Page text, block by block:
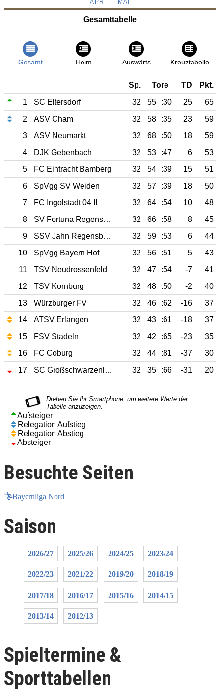
APR MAI
Gesamttabelle
Gesamt Heim Auswärts Kreuztabelle
Sp. Tore TD Pkt.
1. SC Eltersdorf 32 55 :30 25
65
2.
ASV Cham 32 58 :35 23
59
3.
ASV Neumarkt 32 68 :50 18
59
4.
DJK Gebenbach 32 53 :47 6
53
5.
FC Eintracht Bamberg 32 54 :39 15
51
6.
SpVgg SV Weiden 32 57 :39 18
50
7.
FC Ingolstadt 04 II 32 64 :54 10
48
8.
SV Fortuna Regensburg 32 66 :58 8
45
9.
SSV Jahn Regensburg II 32 59 :53 6
44
10.
SpVgg Bayern Hof 32 56 :51 5
43
11.
TSV Neudrossenfeld 32 47 :54 -7
41
12.
TSV Kornburg 32 48 :50 -2
40
13.
Würzburger FV 32 46 :62 -16
37
14.
ATSV Erlangen 32 43 :61 -18
37
15.
FSV Stadeln 32 42 :65 -23
35
16.
FC Coburg 32 44 :81 -37
30
17.
SC Großschwarzenlohe 32 35 :66 -31 20
Aufsteiger
Relegation Aufstieg
Relegation Abstieg
Absteiger
Besuchte Seiten
Bayernliga Nord
Saison
2026/27 2025/26 2024/25 2023/24
2022/23 2021/22 2019/20 2018/19
2017/18 2016/17 2015/16 2014/15
2013/14 2012/13
Spieltermine &
Sporttabellen